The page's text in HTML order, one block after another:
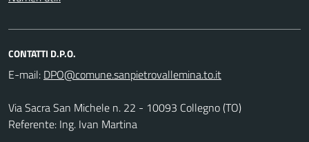
CONTATTI D.P.O.
E-mail:
Via Sacra San Michele n. 22 - 10093 Collegno (TO)
Referente: Ing. Ivan Martina